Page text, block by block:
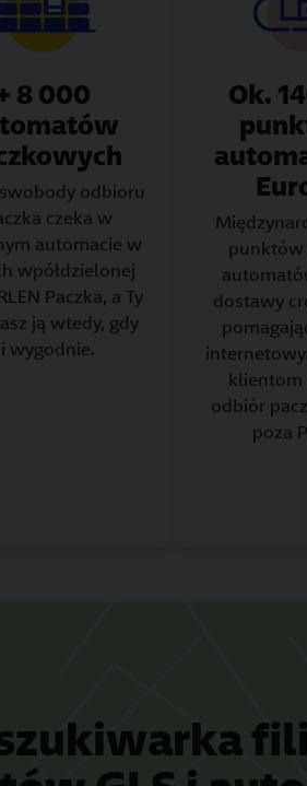
8 000
odbioru
czeka w
automacie w
wpółdzielonej
Paczka, a Ty
ją wtedy, gdy
wygodnie.
Ok.
punktów
dostawy
klientom
odbiór
poza